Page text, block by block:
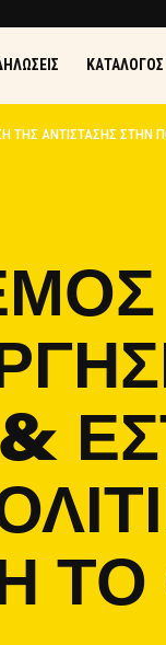
ΚΑΤΆΛΟΓΟΣ
ΤΗΣ ΑΝΤΊΣΤΑΣΗΣ ΣΤΗΝ